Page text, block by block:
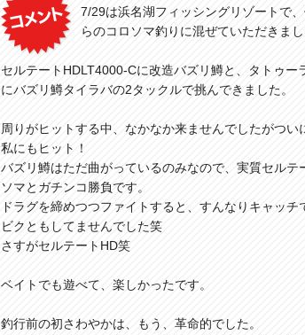
7/29は浜名湖フィッシングリゾートで
らのコロソマ釣りに混ぜていただきまし
セルテートHDLT4000-Cに改造バズリ鱒と、タトゥー
にバズリ鱒タイラバの2タックルで挑んできました。
周りがヒットする中、なかなか来ませんでしたがつい
私にもヒット！
バズリ鱒はただ曲がっているのみなので、実質セルテ
ソマとガチンコ勝負です。
ドラグを締めつつファイトすると、すんなりキャッチ
ビクともしてませんでした笑
さすがセルテートHD笑
ベイトでも遊べて、楽しかったです。
釣行前の初さわやかは、もう、革命的でした。